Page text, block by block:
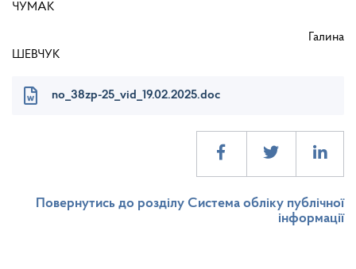
ЧУМАК
Галина
ШЕВЧУК
no_38zp-25_vid_19.02.2025.doc
Повернутись до розділу Система обліку публічної
інформації